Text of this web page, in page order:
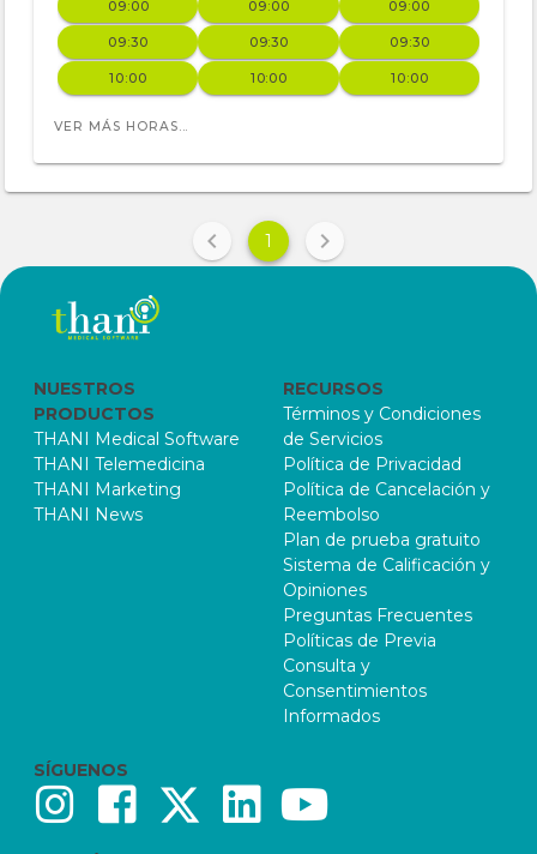
09:00
09:30
10:00
09:00
09:30
10:00
09:00
09:30
10:00
VER MÁS HORAS...
1
NUESTROS
PRODUCTOS
THANI Medical Software
THANI Telemedicina
THANI Marketing
THANI News
RECURSOS
Términos y Condiciones
de Servicios
Política de Privacidad
Política de Cancelación y
Reembolso
Plan de prueba gratuito
Sistema de Calificación y
Opiniones
Preguntas Frecuentes
Políticas de Previa
Consulta y
Consentimientos
Informados
SÍGUENOS